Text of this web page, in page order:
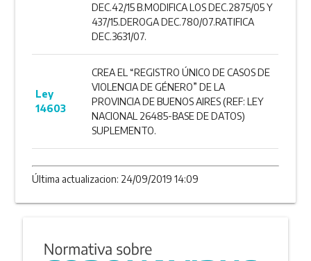
DEC.42/15 B.MODIFICA LOS DEC.2875/05 Y
437/15.DEROGA DEC.780/07.RATIFICA
DEC.3631/07.
Ley
14603
CREA EL “REGISTRO ÚNICO DE CASOS DE
VIOLENCIA DE GÉNERO” DE LA
PROVINCIA DE BUENOS AIRES (REF: LEY
NACIONAL 26485-BASE DE DATOS)
SUPLEMENTO.
Última actualizacion: 24/09/2019 14:09